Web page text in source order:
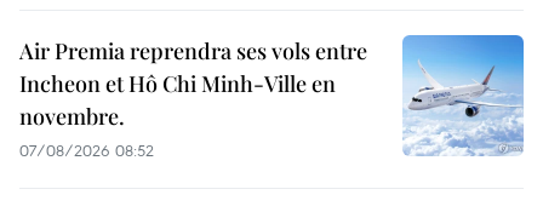
Air Premia reprendra ses vols entre
Incheon et Hô Chi Minh-Ville en
novembre.
07/08/2026 08:52